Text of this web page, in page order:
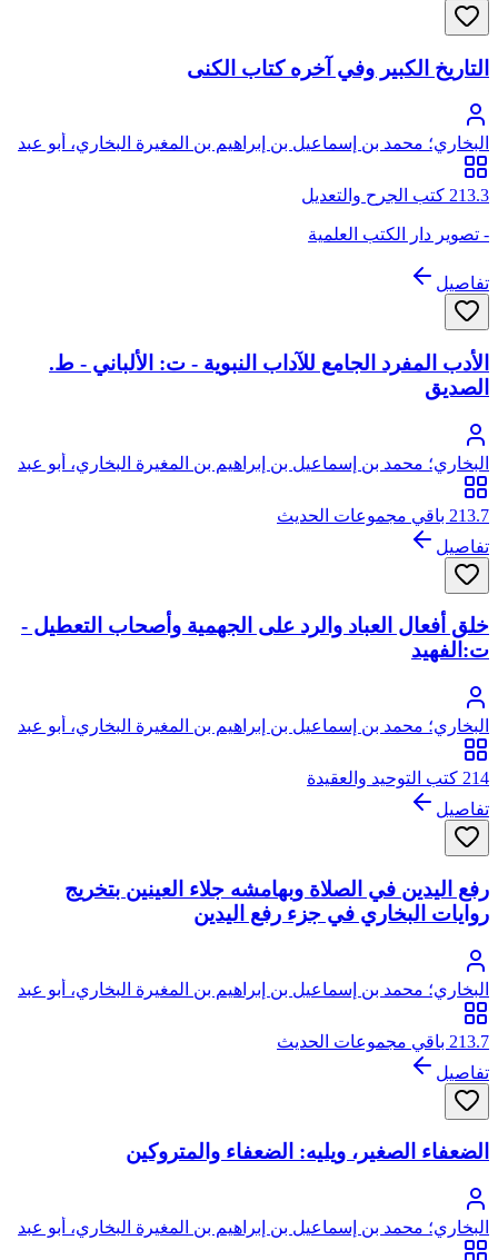
التاريخ الكبير وفي آخره كتاب الكنى
البخاري؛ محمد بن إسماعيل بن إبراهيم بن المغيرة البخاري، أبو عبد
الله
213.3 كتب الجرح والتعديل
- تصوير دار الكتب العلمية
تفاصيل
الأدب المفرد الجامع للآداب النبوية - ت: الألباني - ط.
الصديق
البخاري؛ محمد بن إسماعيل بن إبراهيم بن المغيرة البخاري، أبو عبد
الله
213.7 باقي مجموعات الحديث
تفاصيل
خلق أفعال العباد والرد على الجهمية وأصحاب التعطيل -
ت:الفهيد
البخاري؛ محمد بن إسماعيل بن إبراهيم بن المغيرة البخاري، أبو عبد
الله
214 كتب التوحيد والعقيدة
تفاصيل
رفع اليدين في الصلاة وبهامشه جلاء العينين بتخريج
روايات البخاري في جزء رفع اليدين
البخاري؛ محمد بن إسماعيل بن إبراهيم بن المغيرة البخاري، أبو عبد
الله
213.7 باقي مجموعات الحديث
تفاصيل
الضعفاء الصغير، ويليه: الضعفاء والمتروكين
البخاري؛ محمد بن إسماعيل بن إبراهيم بن المغيرة البخاري، أبو عبد
الله